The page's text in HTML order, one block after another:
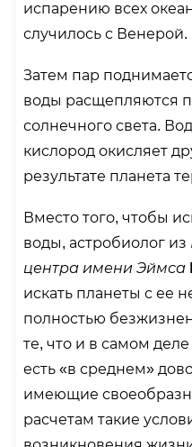
испарению всех
случилось с Венерой.
Затем пар
воды расщепляются
солнечного света.
кислород окисляет
результате планета
Вместо того, чтобы
воды, астробиолог из
центра имени Эймса
искать планеты с ее
полностью
те, что и в самом
есть «в среднем»
имеющие
расчетам такие